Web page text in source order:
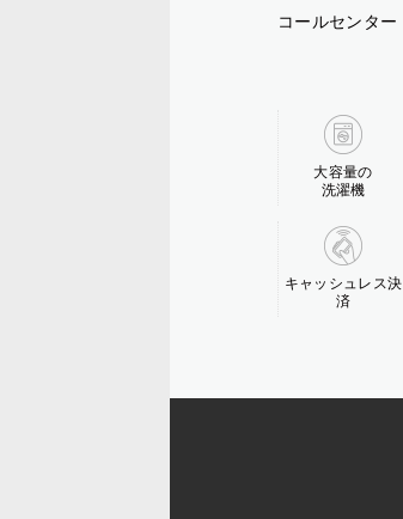
コールセンター
大容量の
洗濯機
キャッシュレス決
済